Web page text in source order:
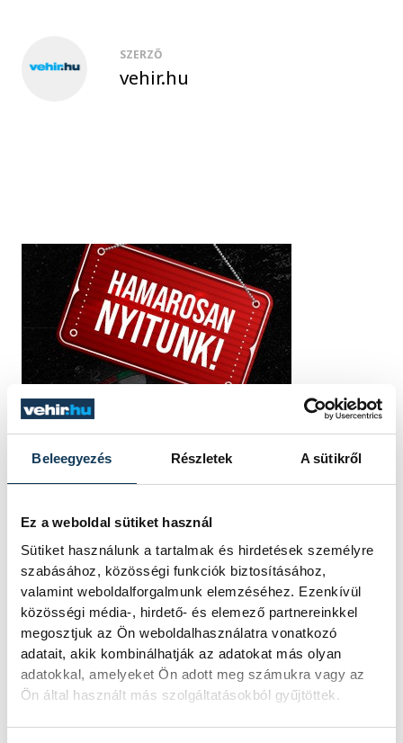
Beleegyezés Részletek A sütikről
Ez a weboldal sütiket használ
Sütiket használunk a tartalmak és hirdetések személyre
szabásához, közösségi funkciók biztosításához,
valamint weboldalforgalmunk elemzéséhez. Ezenkívül
közösségi média-, hirdető- és elemező partnereinkkel
megosztjuk az Ön weboldalhasználatra vonatkozó
adatait, akik kombinálhatják az adatokat más olyan
adatokkal, amelyeket Ön adott meg számukra vagy az
Ön által használt más szolgáltatásokból gyűjtöttek.
SZERZŐ
vehir.hu